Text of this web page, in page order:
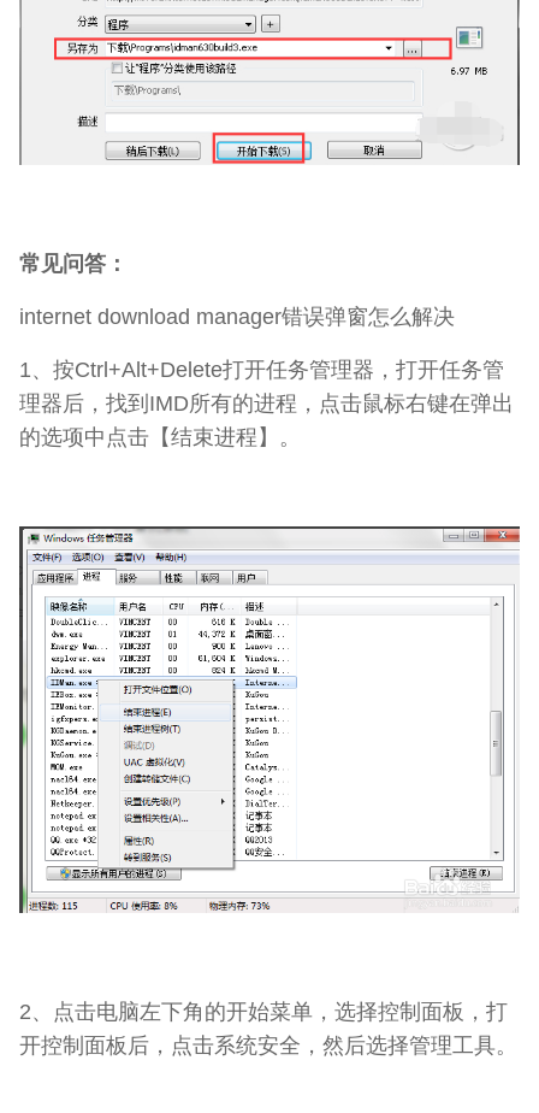
常见问答：
internet download manager错误弹窗怎么解决
1、按Ctrl+Alt+Delete打开任务管理器，打开任务管
理器后，找到IMD所有的进程，点击鼠标右键在弹出
的选项中点击【结束进程】。
2、点击电脑左下角的开始菜单，选择控制面板，打
开控制面板后，点击系统安全，然后选择管理工具。